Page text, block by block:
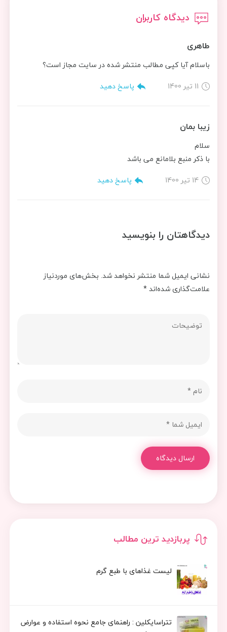
پربازدید ترین مطالب
لیست غذاهای با طبع گرم
تتراسایکلین : راهنمای جامع نحوه استفاده و عوارض
دیدگاه کاربران
طاهری
باسلام آیا کپی مطالب منتشر شده در سایت مجاز است؟
11 تیر 1400
پاسخ دهید
زیبا بمان
سلام
با ذکر منبع بلامانع می باشد
14 تیر 1400
پاسخ دهید
دیدگاهتان را بنویسید
نشانی ایمیل شما منتشر نخواهد شد. بخش‌های موردنیاز
علامت‌گذاری شده‌اند*
ارسال دیدگاه